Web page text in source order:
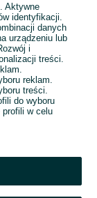
Aktywne
identyfikacji.
danych
urządzeniu lub
i
treści.
reklam.
treści.
do wyboru
profili w celu